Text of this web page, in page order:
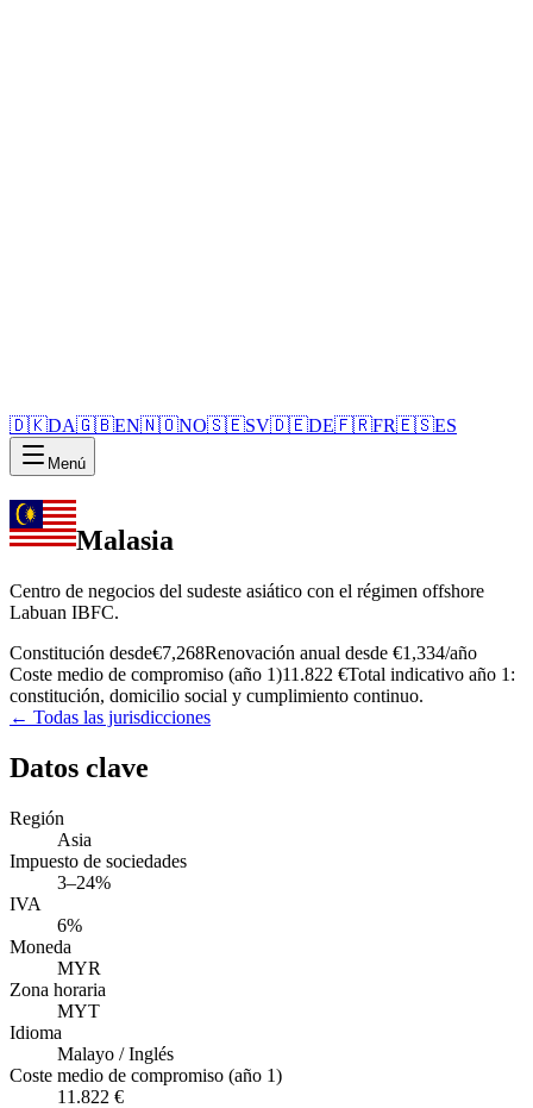
🇩🇰DA🇬🇧EN🇳🇴NO🇸🇪SV🇩🇪DE🇫🇷FR🇪🇸ES
Menú
Malasia
Centro de negocios del sudeste asiático con el régimen offshore
Labuan IBFC.
Constitución desde€7,268Renovación anual desde €1,334/año
Coste medio de compromiso (año 1)11.822 €Total indicativo año 1:
constitución, domicilio social y cumplimiento continuo.
← Todas las jurisdicciones
Datos clave
Región
Asia
Impuesto de sociedades
3–24%
IVA
6%
Moneda
MYR
Zona horaria
MYT
Idioma
Malayo / Inglés
Coste medio de compromiso (año 1)
11.822 €